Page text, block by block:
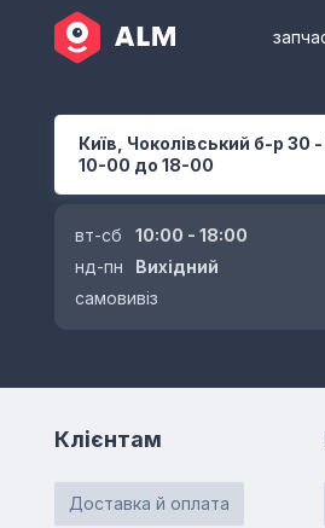
Київ, Чоколівський б-р 30
10-00 до 18-00
вт-сб
10:00 - 18:00
нд-пн
Вихідний
самовивіз
Клієнтам
Доставка й оплата